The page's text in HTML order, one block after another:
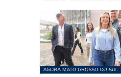
AGORA MATO GROSSO DO SUL